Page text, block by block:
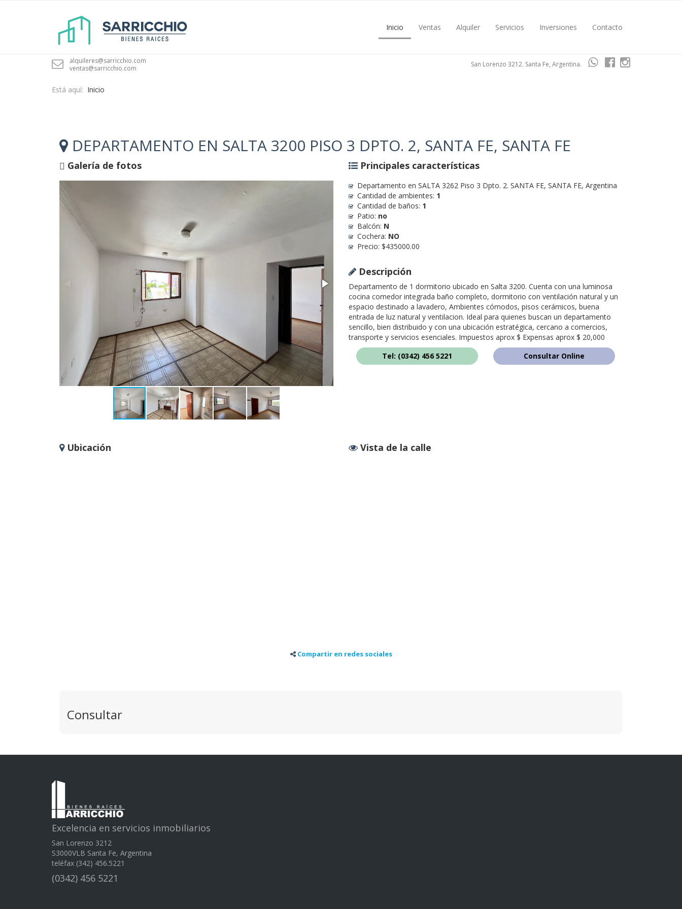
Inicio Ventas Alquiler Servicios Inversiones Contacto
alquileres@sarricchio.com
ventas@sarricchio.com
San Lorenzo 3212. Santa Fe, Argentina.
Está aquí: Inicio
DEPARTAMENTO EN SALTA 3200 PISO 3 DPTO. 2, SANTA FE, SANTA FE
Galería de fotos Principales características
Departamento en SALTA 3262 Piso 3 Dpto. 2. SANTA FE, SANTA FE, Argentina
Cantidad de ambientes: 1
Cantidad de baños: 1
Patio: no
Balcón: N
Cochera: NO
Precio: $435000.00
Descripción
Departamento de 1 dormitorio ubicado en Salta 3200. Cuenta con una luminosa
cocina comedor integrada baño completo, dormitorio con ventilación natural y un
espacio destinado a lavadero, Ambientes cómodos, pisos cerámicos, buena
entrada de luz natural y ventilacion. Ideal para quienes buscan un departamento
sencillo, bien distribuido y con una ubicación estratégica, cercano a comercios,
transporte y servicios esenciales. Impuestos aprox $ Expensas aprox $ 20,000
Tel: (0342) 456 5221
Consultar Online
Ubicación Vista de la calle
Compartir en redes sociales
Consultar
Excelencia en servicios inmobiliarios
San Lorenzo 3212
S3000VLB Santa Fe, Argentina
teléfax (342) 456.5221
(0342) 456 5221